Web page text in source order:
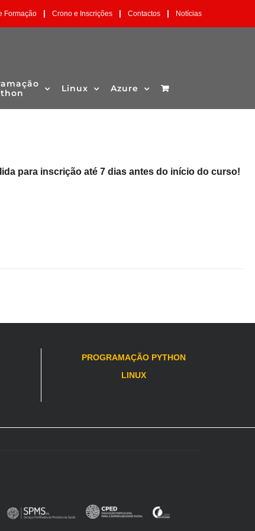
Formação | Crono e Inscrições | Contactos | Notícias
Linux Azure
para inscrição até 7 dias antes do início do curso!
PROGRAMAÇÃO PYTHON
LINUX